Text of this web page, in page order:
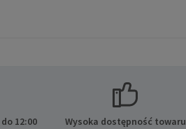
12:00 Wysoka dostępność towaru